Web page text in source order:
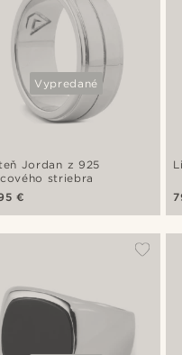
Vypredané
Jordan z 925
striebra
€